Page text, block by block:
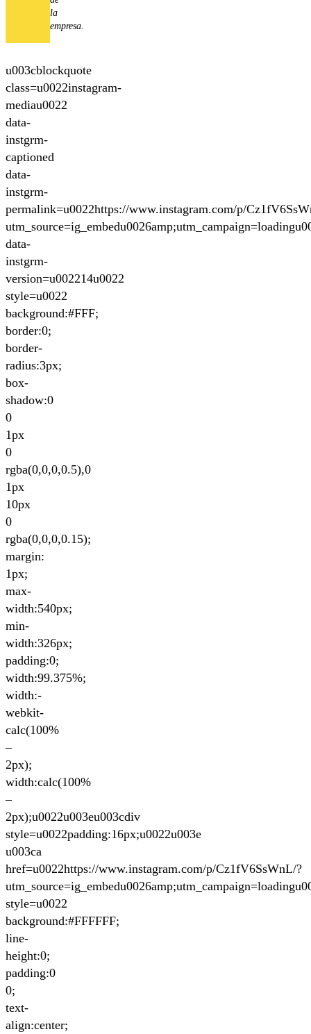
la
empresa.
u003cblockquote
class=u0022instagram-
mediau0022
data-
instgrm-
captioned
data-
instgrm-
permalink=u0022https://www.instagram.com/p/
data-
instgrm-
version=u002214u0022
style=u0022
background:#FFF;
border:0;
border-
radius:3px;
box-
shadow:0
0
1px
0
rgba(0,0,0,0.5),0
1px
10px
0
rgba(0,0,0,0.15);
margin:
1px;
max-
width:540px;
min-
width:326px;
padding:0;
width:99.375%;
width:-
webkit-
calc(100%
–
2px);
width:calc(100%
–
2px);u0022u003eu003cdiv
style=u0022padding:16px;u0022u003e
u003ca
href=u0022https://www.instagram.com/p/Cz1fV6SsWnL/?
style=u0022
background:#FFFFFF;
line-
height:0;
padding:0
0;
text-
align:center;